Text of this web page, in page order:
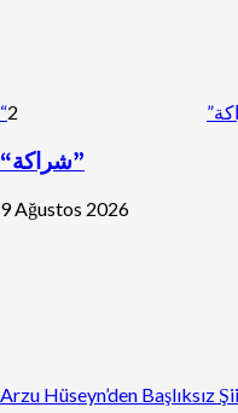
2
“شراكة”
9 Ağustos 2026
Arzu Hüseyn’den Başlıksız